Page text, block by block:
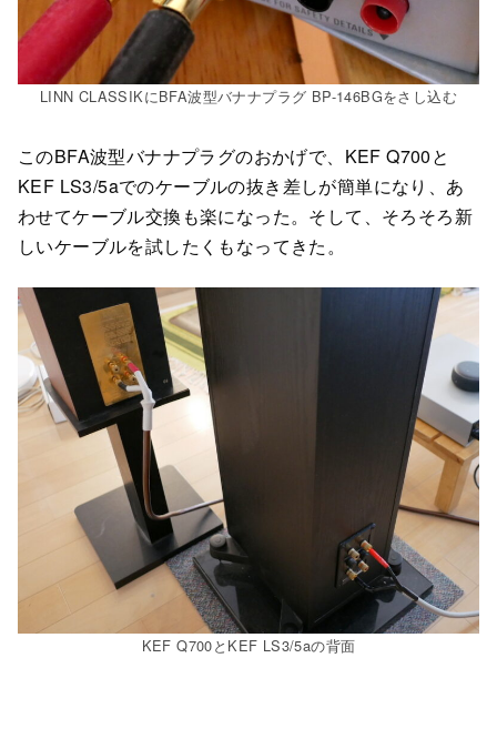
LINN CLASSIKにBFA波型バナナプラグ BP-146BGをさし込む
このBFA波型バナナプラグのおかげで、KEF Q700と
KEF LS3/5aでのケーブルの抜き差しが簡単になり、あ
わせてケーブル交換も楽になった。そして、そろそろ新
しいケーブルを試したくもなってきた。
KEF Q700とKEF LS3/5aの背面